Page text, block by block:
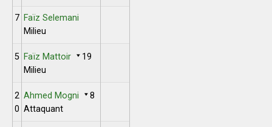
7 Faïz Selemani
Milieu
5 Faïz Mattoir
19
Milieu
2
0
Ahmed Mogni
8
Attaquant